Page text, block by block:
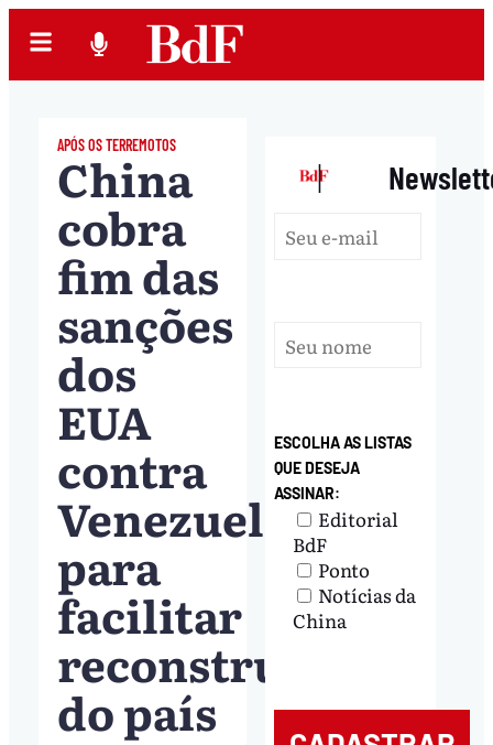
APÓS OS TERREMOTOS
China
cobra
fim das
sanções
dos
EUA
contra
Venezuela
para
facilitar
reconstrução
do país
|
ESCOLHA AS LISTAS
QUE DESEJA
ASSINAR:
Editorial
BdF
Ponto
Notícias da
China